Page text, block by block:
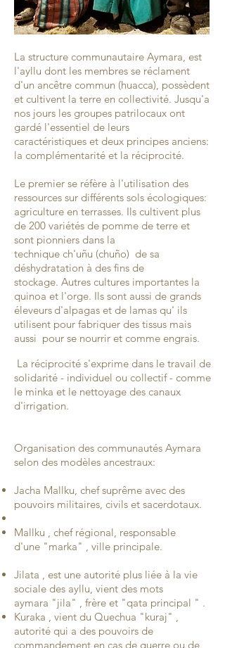
La structure communautaire Aymara, est
l'ayllu dont les membres se réclament
d'un ancêtre commun (huacca), possèdent
et cultivent la terre en collectivité. Jusqu'a
nos jours les groupes patrilocaux ont
gardé l'essentiel de leurs
caractéristiques et deux principes anciens:
la complémentarité et la réciprocité.
Le premier se réfère à l'utilisation des
ressources sur différents sols écologiques:
agriculture en terrasses. Ils cultivent plus
de 200 variétés de pomme de terre et
sont pionniers dans la
technique ch'uñu (chuño) de sa
déshydratation à des fins de
stockage. Autres cultures importantes la
quinoa et l'orge. Ils sont aussi de grands
éleveursd'alpagas et de lamas qu' ils
utilisent pour fabriquer des tissus mais
aussi pour se nourrir et comme engrais.
La réciprocité s'exprime dans le travail de
solidarité - individuel ou collectif - comme
le minka et le nettoyage des canaux
d'irrigation.
Organisation des communautés Aymara
selon des modèles ancestraux:
Jacha Mallku, chef suprême avec des
pouvoirs militaires, civils et sacerdotaux.
Mallku , chef régional, responsable
d'une "marka" , ville principale.
Jilata , est une autorité plus liée à la vie
sociale des ayllu, vient des mots
aymara "jila" , frère et "qata principal " .
Kuraka , vient du Quechua "kuraj" ,
autorité qui a des pouvoirs de
commandement en cas de guerre ou de